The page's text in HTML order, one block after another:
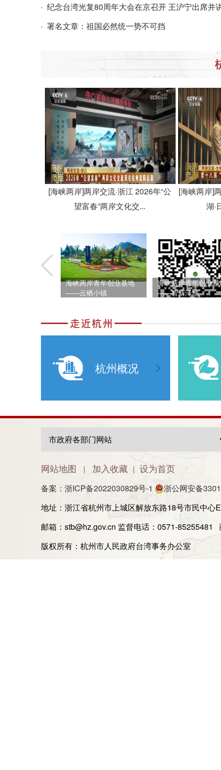
纪念台湾光复80周年大会在京召开 王沪宁出席并
署名文章：祖国必然统一势不可挡
[海峡两岸]两岸交流·浙江 2026年“公
望富春”两岸文化交...
[海峡两岸]
湖·
海峡两岸青年创业基地
——云栖小镇
海峡两岸青年创业
——智新泽地
杭州概况
网站地图 | 加入收藏 | 设为首页
备案：浙ICP备2022030829号-1
浙公网安备
地址：浙江省杭州市上城区解放东路18号市民中心
邮箱：stb@hz.gov.cn 监督电话：0571-
版权所有：杭州市人民政府台湾事务办公室